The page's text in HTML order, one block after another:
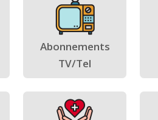
Abonnements
TV/Tel